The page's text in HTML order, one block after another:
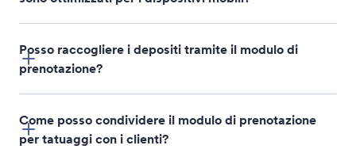
Posso raccogliere i depositi tramite il modulo di
prenotazione?
pagamento
Come posso condividere il modulo di prenotazione
per tatuaggi con i clienti?